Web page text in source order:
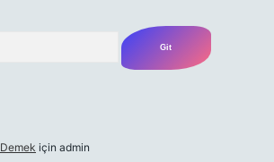
için admin